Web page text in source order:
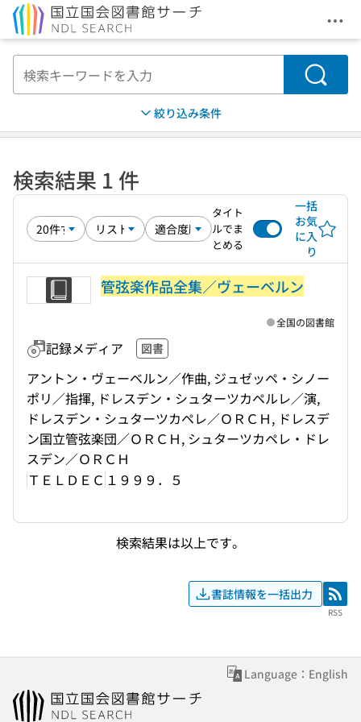
メ
検索
絞り込み条件
検索結果 1 件
タイト
ルでま
とめる
一括
お気
に入
り
管弦楽作品全集／ヴェーベルン
記録メディア 図書
アントン・ヴェーベルン／作曲, ジュゼッペ・シノー
ポリ／指揮, ドレスデン・シュターツカペルレ／演,
ドレスデン・シュターツカペレ／ＯＲＣＨ, ドレスデ
ン国立管弦楽団／ＯＲＣＨ, シュターツカペレ・ドレ
スデン／ＯＲＣＨ
ＴＥＬＤＥＣ １９９９．５
全国の図書館
検索結果は以上です。
書誌情報を一括出力 RSS
RSS
Language：English